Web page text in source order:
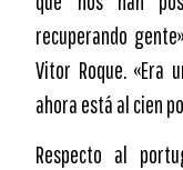
recuperando
Vitor Roque. «Era
ahora está al cien
Respecto al